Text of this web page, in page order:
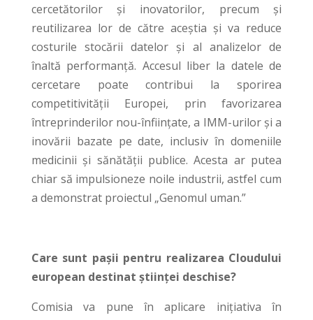
cercetătorilor și inovatorilor, precum și
reutilizarea lor de către aceștia și va reduce
costurile stocării datelor și al analizelor de
înaltă performanță. Accesul liber la datele de
cercetare poate contribui la sporirea
competitivității Europei, prin favorizarea
întreprinderilor nou-înființate, a IMM-urilor și a
inovării bazate pe date, inclusiv în domeniile
medicinii și sănătății publice. Acesta ar putea
chiar să impulsioneze noile industrii, astfel cum
a demonstrat proiectul „Genomul uman.”
Care sunt pașii pentru realizarea Cloudului
european destinat științei deschise?
Comisia va pune în aplicare inițiativa în